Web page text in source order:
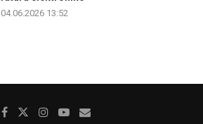
04.06.2026 13:52